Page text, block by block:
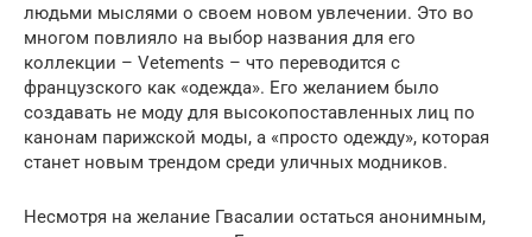
людьми мыслями о своем новом увлечении. Это во
многом повлияло на выбор названия для его
коллекции – Vetements – что переводится с
французского как «одежда». Его желанием было
создавать не моду для высокопоставленных лиц по
канонам парижской моды, а «просто одежду», которая
станет новым трендом среди уличных модников.
Несмотря на желание Гвасалии остаться анонимным,